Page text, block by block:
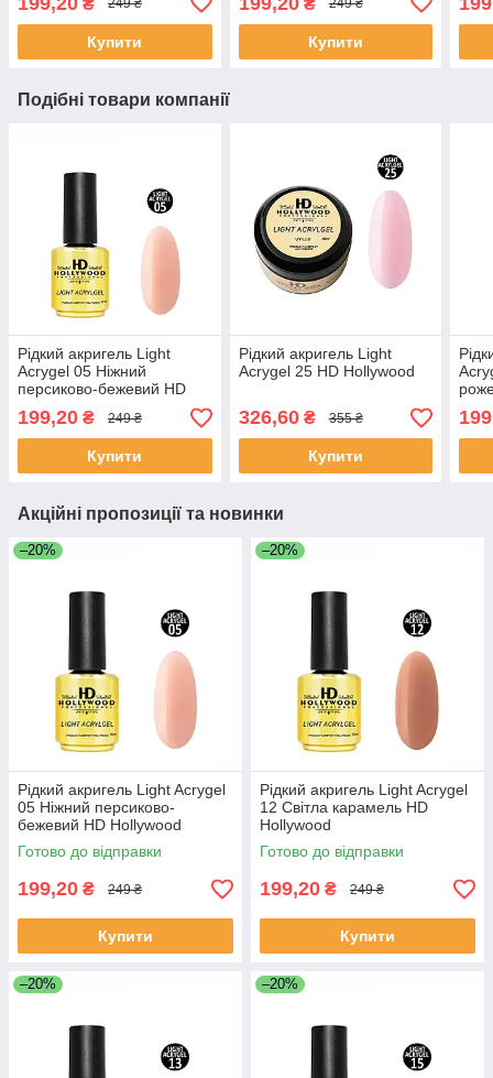
249 ₴
Купити
249 ₴
Купити
Подібні товари компанії
Рідкий акригель Light
Acrygel 05 Ніжний
персиково-бежевий HD
Hollywood
199,20 ₴ 249 ₴
Купити
Рідкий акригель Light
Acrygel 25 HD Hollywood
326,60₴ 355 ₴
Купити
Акційні пропозиції та новинки
–20%
Рідкий акригель Light Acrygel
05 Ніжний персиково-
бежевий HD Hollywood
Готово до відправки
199,20 ₴ 249 ₴
Купити
–20%
Рідкий акригель Light Acrygel
12 Світла карамель HD
Hollywood
Готово до відправки
199,20 ₴ 249 ₴
Купити
–20% –20%